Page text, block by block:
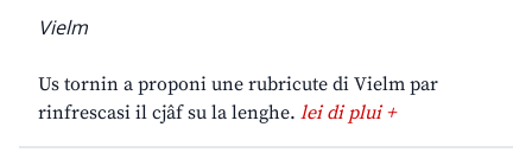
Vielm
Us tornin a proponi une rubricute di Vielm par
rinfrescasi il cjâf su la lenghe. lei di plui +